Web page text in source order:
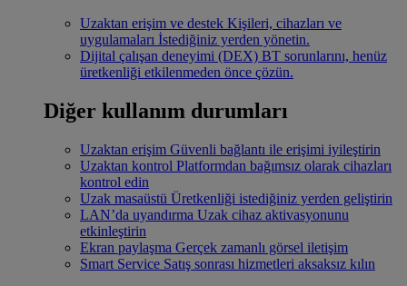
Uzaktan erişim ve destek Kişileri, cihazları ve
uygulamaları İstediğiniz yerden yönetin.
Dijital çalışan deneyimi (DEX) BT sorunlarını, henüz
üretkenliği etkilenmeden önce çözün.
Diğer kullanım durumları
Uzaktan erişim Güvenli bağlantı ile erişimi iyileştirin
Uzaktan kontrol Platformdan bağımsız olarak cihazları
kontrol edin
Uzak masaüstü Üretkenliği istediğiniz yerden geliştirin
LAN’da uyandırma Uzak cihaz aktivasyonunu
etkinleştirin
Ekran paylaşma Gerçek zamanlı görsel iletişim
Smart Service Satış sonrası hizmetleri aksaksız kılın